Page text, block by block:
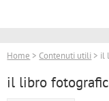
Home >Contenuti utili > il
il libro